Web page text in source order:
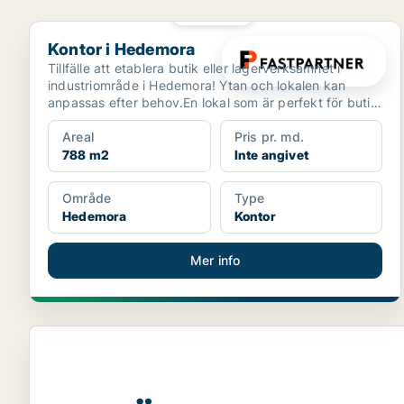
Kontor i Hedemora
Kontor i Hedemora
Tillfälle att etablera butik eller lagerverksamhet i
industriområde i Hedemora! Ytan och lokalen kan
anpassas efter behov.En lokal som är perfekt för butik
...
Areal
788 m2
Pris pr. md.
Inte angivet
Område
Hedemora
Type
Kontor
Mer info